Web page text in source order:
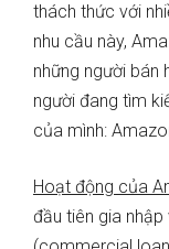
thách thức với
nhu cầu này,
những người bán
người đang tìm
của mình:
Hoạt động của
đầu tiên gia